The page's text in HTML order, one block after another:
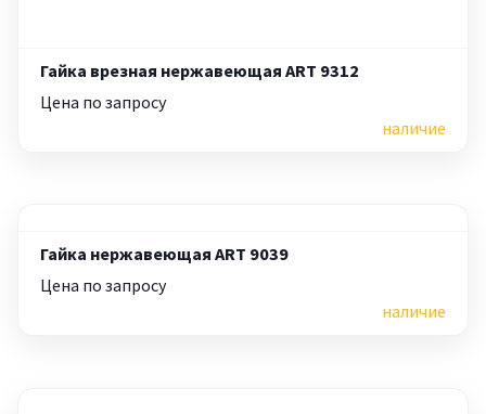
Гайка врезная нержавеющая ART 9312
Цена по запросу
наличие
Гайка нержавеющая ART 9039
Цена по запросу
наличие